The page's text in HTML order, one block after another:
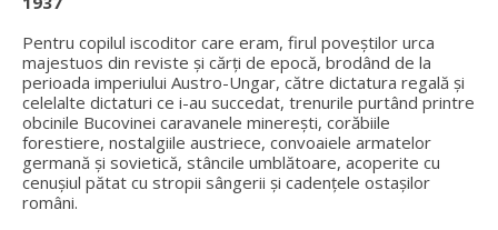
Pentru copilul iscoditor care eram, firul poveștilor urca
majestuos din reviste și cărți de epocă, brodând de la
perioada imperiului Austro-Ungar, către dictatura regală și
celelalte dictaturi ce i-au succedat, trenurile purtând printre
obcinile Bucovinei caravanele minerești, corăbiile
forestiere, nostalgiile austriece, convoaiele armatelor
germană și sovietică, stâncile umblătoare, acoperite cu
cenușiul pătat cu stropii sângerii și cadențele ostașilor
români.